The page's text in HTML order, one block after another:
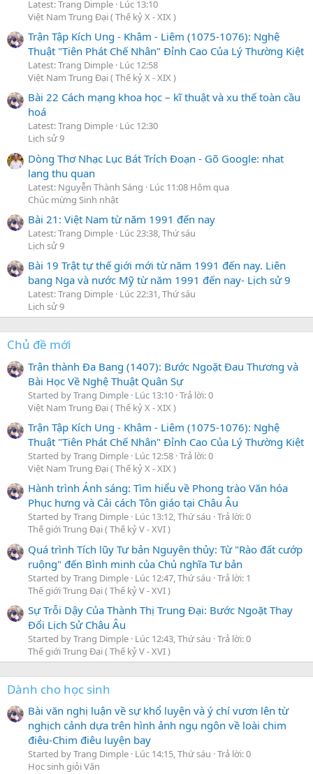
Latest: Trang Dimple Lúc 13:10
Việt Nam Trung Đại ( Thế kỷ X - XIX )
Trận Tập Kích Ung - Khâm - Liêm (1075-1076): Nghệ
Thuật "Tiên Phát Chế Nhân" Đỉnh Cao Của Lý Thường Kiệt
Latest: Trang Dimple Lúc 12:58
Việt Nam Trung Đại ( Thế kỷ X - XIX )
Bài 22 Cách mạng khoa học – kĩ thuật và xu thế toàn cầu
hoá
Latest: Trang Dimple Lúc 12:30
Lịch sử 9
Dòng Thơ Nhạc Lục Bát Trích Đoạn - Gõ Google: nhat
lang thu quan
Latest: Nguyễn Thành Sáng
Lúc 11:08 Hôm qua
Chúc mừng Sinh nhật
Bài 21: Việt Nam từ năm 1991 đến nay
Latest: Trang Dimple Lúc 23:38, Thứ sáu
Lịch sử 9
Bài 19 Trật tự thế giới mới từ năm 1991 đến nay. Liên
bang Nga và nước Mỹ từ năm 1991 đến nay- Lịch sử 9
Latest: Trang Dimple Lúc 22:31, Thứ sáu
Lịch sử 9
Chủ đề mới
Trận thành Đa Bang (1407): Bước Ngoặt Đau Thương và
Bài Học Về Nghệ Thuật Quân Sự
Started by Trang Dimple Lúc 13:10 Trả lời: 0
Việt Nam Trung Đại ( Thế kỷ X - XIX )
Trận Tập Kích Ung - Khâm - Liêm (1075-1076): Nghệ
Thuật "Tiên Phát Chế Nhân" Đỉnh Cao Của Lý Thường Kiệt
Started by Trang Dimple Lúc 12:58 Trả lời: 0
Việt Nam Trung Đại ( Thế kỷ X - XIX )
Hành trình Ánh sáng: Tìm hiểu về Phong trào Văn hóa
Phục hưng và Cải cách Tôn giáo tại Châu Âu
Started by Trang Dimple Lúc 13:12, Thứ sáu Trả lời: 0
Thế giới Trung Đại ( Thế kỷ V - XVI )
Quá trình Tích lũy Tư bản Nguyên thủy: Từ "Rào đất cướp
ruộng" đến Bình minh của Chủ nghĩa Tư bản
Started by Trang Dimple Lúc 12:47, Thứ sáu Trả lời: 1
Thế giới Trung Đại ( Thế kỷ V - XVI )
Sự Trỗi Dậy Của Thành Thị Trung Đại: Bước Ngoặt Thay
Đổi Lịch Sử Châu Âu
Started by Trang Dimple Lúc 12:43, Thứ sáu Trả lời: 0
Thế giới Trung Đại ( Thế kỷ V - XVI )
Dành cho học sinh
Bài văn nghị luận về sự khổ luyện và ý chí vươn lên từ
nghịch cảnh dựa trên hình ảnh ngụ ngôn về loài chim
điêu-Chim điêu luyện bay
Started by Trang Dimple Lúc 14:15, Thứ sáu Trả lời: 0
Học sinh giỏi Văn